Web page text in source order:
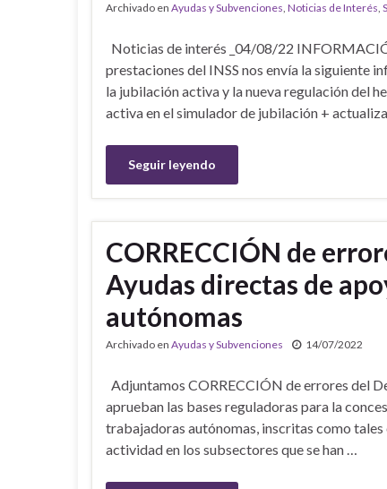
Archivado en Ayudas y Subvenciones, Noticias de Interés,
Noticias de interés _04/08/22
prestaciones del INSS nos envía la siguiente
la jubilación activa y la nueva regulación del
activa en el simulador de jubilación +
Seguir leyendo
CORRECCIÓN de
Ayudas directas de
autónomas
Archivado en Ayudas y Subvenciones 14/07/2022
Adjuntamos CORRECCIÓN de errores del
aprueban las bases reguladoras para la
trabajadoras autónomas, inscritas como tales
actividad en los subsectores que se han …